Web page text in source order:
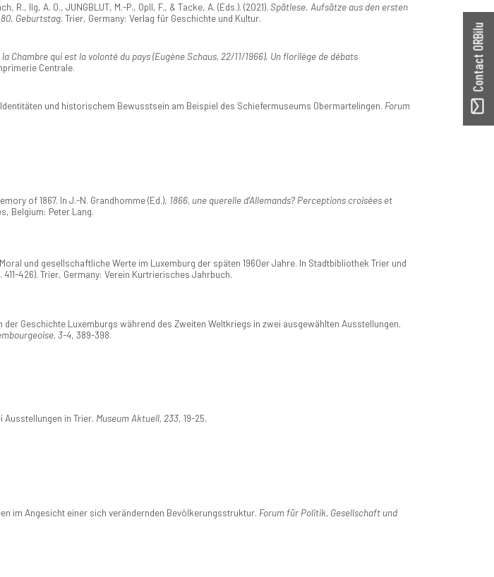
R., Ilg, A. O., JUNGBLUT, M.-P., Opll, F., & Tacke, A. (Eds.). (2021). Spätlese. Aufsätze aus den ersten
Geburtstag. Trier, Germany: Verlag für Geschichte und Kultur.
Chambre qui est la volonté du pays (Eugène Schaus, 22/11/1966). Un florilège de débats
Centrale.
Identitäten und historischem Bewusstsein am Beispiel des Schiefermuseums Obermartelingen. Forum
of 1867. In J.-N. Grandhomme (Ed.), 1866, une querelle d'Allemands? Perceptions croisées et
Belgium: Peter Lang.
und gesellschaftliche Werte im Luxemburg der späten 1960er Jahre. In Stadtbibliothek Trier und
411-426). Trier, Germany: Verein Kurtrierisches Jahrbuch.
der Geschichte Luxemburgs während des Zweiten Weltkriegs in zwei ausgewählten Ausstellungen.
3-4, 389-398.
Ausstellungen in Trier. Museum Aktuell, 233, 19-25.
im Angesicht einer sich verändernden Bevölkerungsstruktur. Forum für Politik, Gesellschaft und
Contact ORBilu